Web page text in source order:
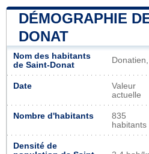
DÉMOGRAPHIE
DONAT
Nom des habitants
de Saint-Donat
Date
Valeur
actuelle
Nombre d'habitants
835
habitants
Densité de